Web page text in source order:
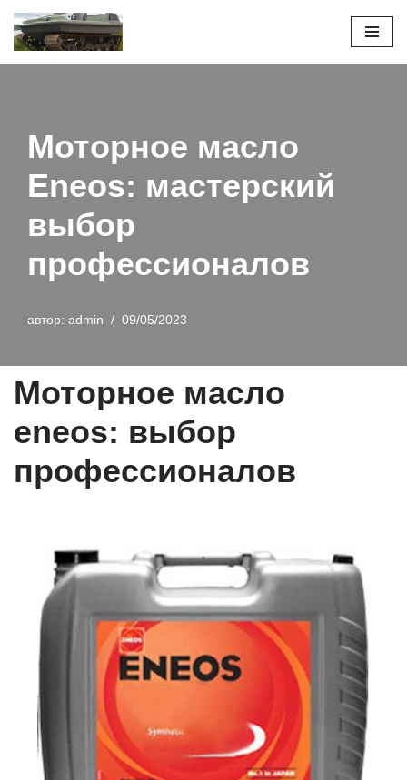
Перейти
Моторное масло
Eneos: мастерский
выбор
профессионалов
автор: admin 09/05/2023
Моторное масло
eneos: выбор
профессионалов